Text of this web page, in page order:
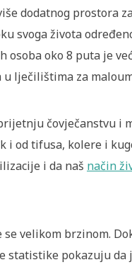
dodatnog prostora
svoga života
oko 8 puta je
lječilištima za
čovječanstvu i
od tifusa, kolere i
i da naš način
velikom brzinom.
pokazuju da